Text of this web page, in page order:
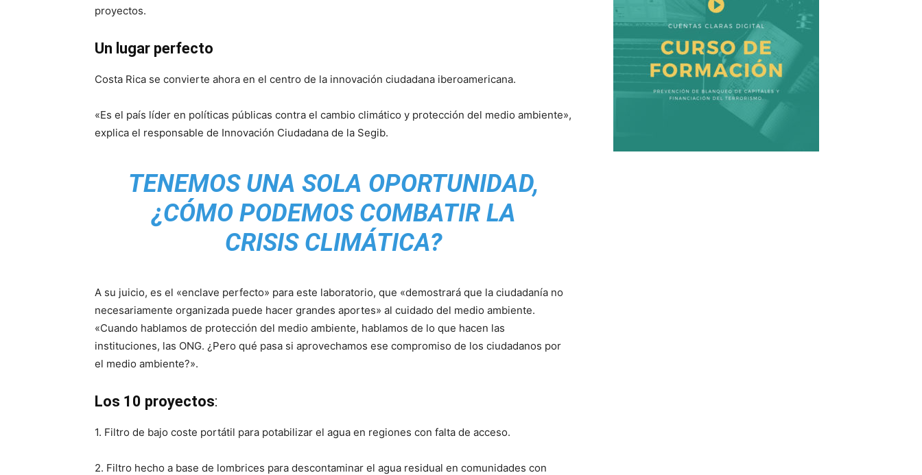
proyectos.
Un lugar perfecto
Costa Rica se convierte ahora en el centro de la innovación ciudadana iberoamericana.
«Es el país líder en políticas públicas contra el cambio climático y protección del medio ambiente»,
explica el responsable de Innovación Ciudadana de la Segib.
TENEMOS UNA SOLA OPORTUNIDAD,
¿CÓMO PODEMOS COMBATIR LA
CRISIS CLIMÁTICA?
A su juicio, es el «enclave perfecto» para este laboratorio, que «demostrará que la ciudadanía no
necesariamente organizada puede hacer grandes aportes» al cuidado del medio ambiente.
«Cuando hablamos de protección del medio ambiente, hablamos de lo que hacen las
instituciones, las ONG. ¿Pero qué pasa si aprovechamos ese compromiso de los ciudadanos por
el medio ambiente?».
Los 10 proyectos:
1. Filtro de bajo coste portátil para potabilizar el agua en regiones con falta de acceso.
2. Filtro hecho a base de lombrices para descontaminar el agua residual en comunidades con